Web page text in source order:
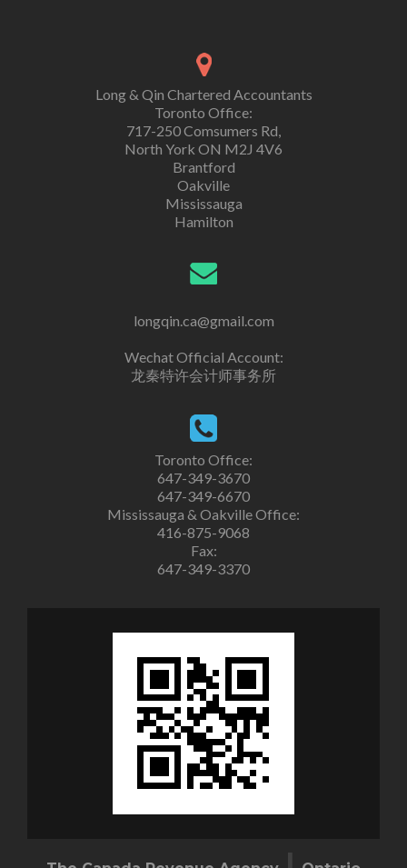
Long & Qin Chartered Accountants
Toronto Office:
717-250 Comsumers Rd,
North York ON M2J 4V6
Brantford
Oakville
Mississauga
Hamilton
longqin.ca@gmail.com
Wechat Official Account:
龙秦特许会计师事务所
Toronto Office:
647-349-3670
647-349-6670
Mississauga & Oakville Office:
416-875-9068
Fax:
647-349-3370